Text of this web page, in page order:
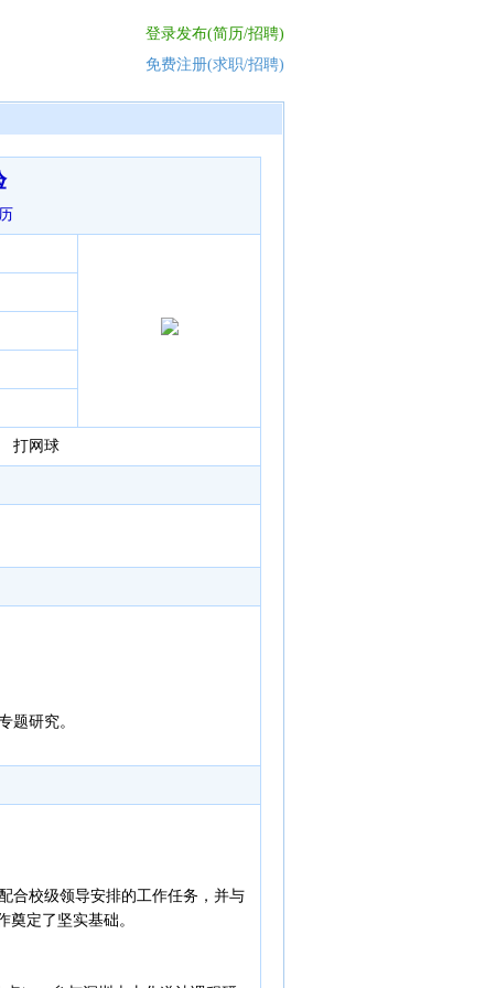
登录发布(简历/招聘)
免费注册(求职/招聘)
打网球
题研究。
合校级领导安排的工作任务，并与
定了坚实基础。